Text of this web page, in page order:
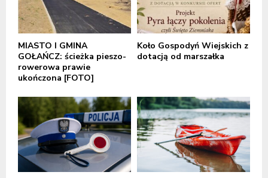
MIASTO I GMINA
GOŁAŃCZ: ścieżka pieszo-
rowerowa prawie
ukończona [FOTO]
Koło Gospodyń Wiejskich z
dotacją od marszałka